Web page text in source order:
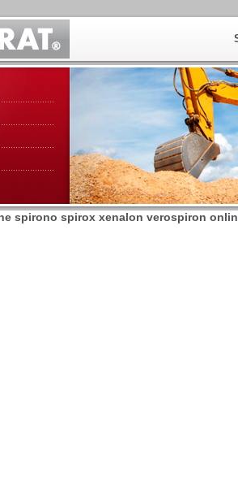
spirono spirox xenalon verospiron